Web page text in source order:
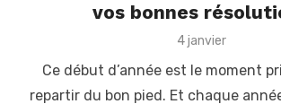
vos bonnes
P
s
t
4 janvier
Ce début d’année est le moment
repartir du bon pied. Et chaque